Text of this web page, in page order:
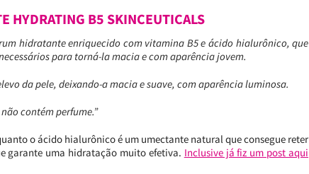
HYDRATING B5 SKINCEUTICALS
hidratante enriquecido com vitamina B5 e ácido hialurônico, que
para torná-la macia e com aparência jovem.
da pele, deixando-a macia e suave, com aparência luminosa.
contém perfume.”
o ácido hialurônico é um umectante natural que consegue reter
garante uma hidratação muito efetiva. Inclusive já fiz um post aqui